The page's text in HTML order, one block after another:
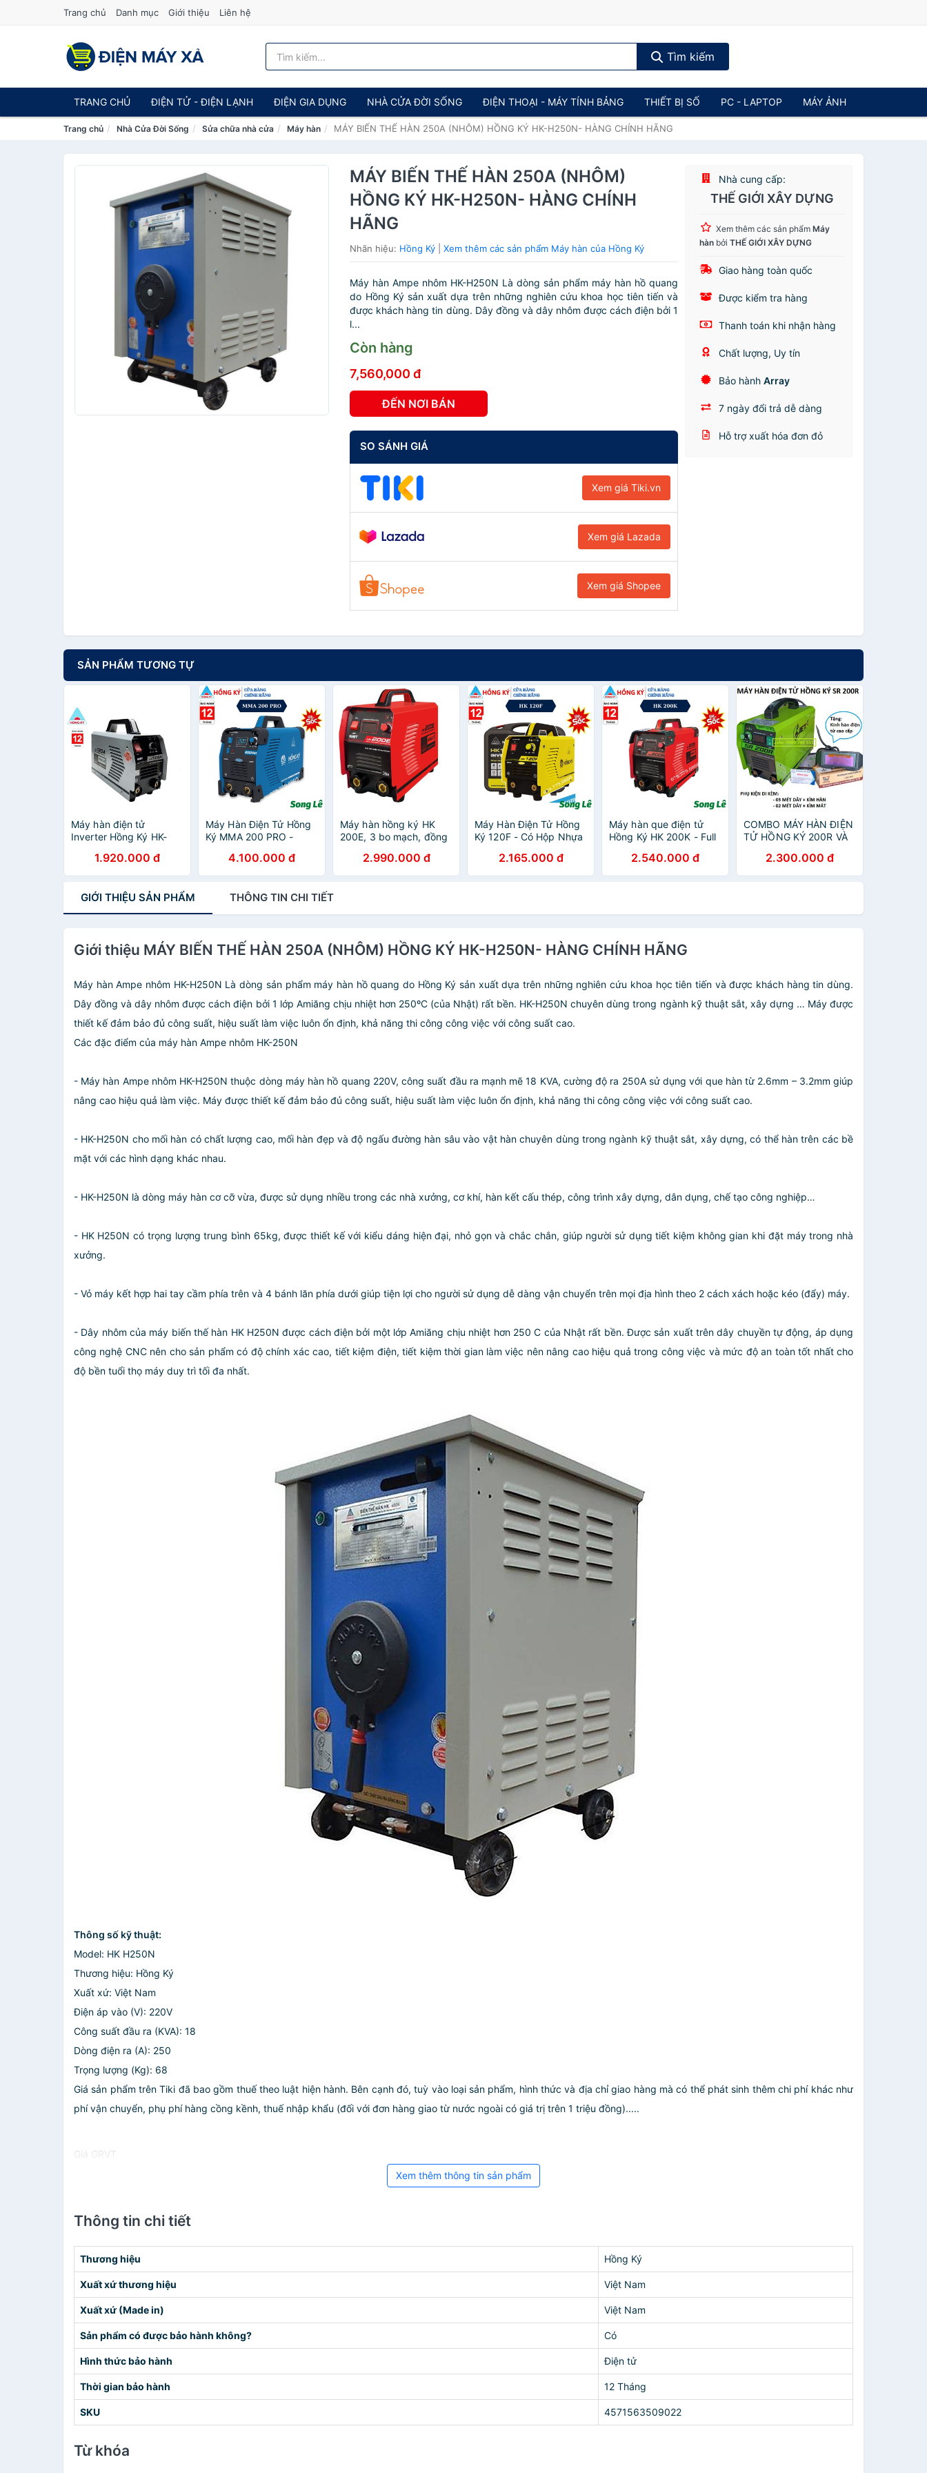
Trang chủ Danh mục Giới thiệu Liên hệ
Tìm kiếm
TRANG CHỦ ĐIỆN TỬ - ĐIỆN LẠNH ĐIỆN GIA DỤNG NHÀ CỬA ĐỜI SỐNG ĐIỆN THOẠI - MÁY TÍNH BẢNG THIẾT BỊ SỐ PC - LAPTOP MÁY ẢNH
Trang chủ Nhà Cửa Đời Sống Sửa chữa nhà cửa Máy hàn MÁY BIẾN THẾ HÀN 250A (NHÔM) HỒNG KÝ HK-H250N- HÀNG CHÍNH HÃNG
MÁY BIẾN THẾ HÀN 250A (NHÔM)
HỒNG KÝ HK-H250N- HÀNG CHÍNH
HÃNG
Nhãn hiệu: Hồng Ký |Xem thêm các sản phẩm Máy hàn của Hồng Ký
Máy hàn Ampe nhôm HK-H250N Là dòng sản phẩm máy hàn hồ quang
do Hồng Ký sản xuất dựa trên những nghiên cứu khoa học tiên tiến và
được khách hàng tin dùng. Dây đồng và dây nhôm được cách điện bởi 1
l...
Còn hàng
7,560,000 đ
ĐẾN NƠI BÁN
SO SÁNH GIÁ
Xem giá Tiki.vn
Xem giá Lazada
Xem giá Shopee
Nhà cung cấp:
THẾ GIỚI XÂY DỰNG
Xem thêm các sản phẩmMáy
hàn bởiTHẾ GIỚI XÂY DỰNG
Giao hàng toàn quốc
Được kiểm tra hàng
Thanh toán khi nhận hàng
Chất lượng, Uy tín
Bảo hànhArray
7 ngày đổi trả dễ dàng
Hỗ trợ xuất hóa đơn đỏ
SẢN PHẨM TƯƠNG TỰ
Máy hàn điện tử
Inverter Hồng Ký HK-
bảo hành 12 tháng
1.920.000 đ
Máy Hàn Điện Tử Hồng
Ký MMA 200 PRO -
4.100.000 đ
Máy hàn hồng ký HK
200E, 3 bo mạch, đồng
Bảo hành chính hãng 12
tháng [toàn quốc]
2.990.000 đ
Máy Hàn Điện Tử Hồng
Ký 120F - Có Hộp Nhựa
và Thợ2.165.000 đ
Máy hàn que điện tử
Hồng Ký HK 200K - Full
2.540.000 đ
COMBO MÁY HÀN ĐIỆN
TỬ HỒNG KÝ 200R VÀ
2.300.000 đ
GIỚI THIỆU SẢN PHẨM THÔNG TIN CHI TIẾT
Giới thiệu MÁY BIẾN THẾ HÀN 250A (NHÔM) HỒNG KÝ HK-H250N- HÀNG CHÍNH HÃNG
Máy hàn Ampe nhôm HK-H250N Là dòng sản phẩm máy hàn hồ quang do Hồng Ký sản xuất dựa trên những nghiên cứu khoa học tiên tiến và được khách hàng tin dùng.
Dây đồng và dây nhôm được cách điện bởi 1 lớp Amiăng chịu nhiệt hơn 250ºC (của Nhật) rất bền. HK-H250N chuyên dùng trong ngành kỹ thuật sắt, xây dựng … Máy được
thiết kế đảm bảo đủ công suất, hiệu suất làm việc luôn ổn định, khả năng thi công công việc với công suất cao.
Các đặc điểm của máy hàn Ampe nhôm HK-250N
- Máy hàn Ampe nhôm HK-H250N thuộc dòng máy hàn hồ quang 220V, công suất đầu ra mạnh mẽ 18 KVA, cường độ ra 250A sử dụng với que hàn từ 2.6mm – 3.2mm giúp
nâng cao hiệu quả làm việc. Máy được thiết kế đảm bảo đủ công suất, hiệu suất làm việc luôn ổn định, khả năng thi công công việc với công suất cao.
- HK-H250N cho mối hàn có chất lượng cao, mối hàn đẹp và độ ngấu đường hàn sâu vào vật hàn chuyên dùng trong ngành kỹ thuật sắt, xây dựng, có thể hàn trên các bề
mặt với các hình dạng khác nhau.
- HK-H250N là dòng máy hàn cơ cỡ vừa, được sử dụng nhiều trong các nhà xưởng, cơ khí, hàn kết cấu thép, công trình xây dựng, dân dụng, chế tạo công nghiệp…
- HK H250N có trọng lượng trung bình 65kg, được thiết kế với kiểu dáng hiện đại, nhỏ gọn và chắc chắn, giúp người sử dụng tiết kiệm không gian khi đặt máy trong nhà
xưởng.
- Vỏ máy kết hợp hai tay cầm phía trên và 4 bánh lăn phía dưới giúp tiện lợi cho người sử dụng dễ dàng vận chuyển trên mọi địa hình theo 2 cách xách hoặc kéo (đẩy) máy.
- Dây nhôm của máy biến thế hàn HK H250N được cách điện bởi một lớp Amiăng chịu nhiệt hơn 250 C của Nhật rất bền. Được sản xuất trên dây chuyền tự động, áp dụng
công nghệ CNC nên cho sản phẩm có độ chính xác cao, tiết kiệm điện, tiết kiệm thời gian làm việc nên nâng cao hiệu quả trong công việc và mức độ an toàn tốt nhất cho
độ bền tuổi thọ máy duy trì tối đa nhất.
Thông số kỹ thuật:
Model: HK H250N
Thương hiệu: Hồng Ký
Xuất xứ: Việt Nam
Điện áp vào (V): 220V
Công suất đầu ra (KVA): 18
Dòng điện ra (A): 250
Trọng lượng (Kg): 68
Giá sản phẩm trên Tiki đã bao gồm thuế theo luật hiện hành. Bên cạnh đó, tuỳ vào loại sản phẩm, hình thức và địa chỉ giao hàng mà có thể phát sinh thêm chi phí khác như
phí vận chuyển, phụ phí hàng cồng kềnh, thuế nhập khẩu (đối với đơn hàng giao từ nước ngoài có giá trị trên 1 triệu đồng).....
Giá GRVT
Xem thêm thông tin sản phẩm
Thông tin chi tiết
Thương hiệu Hồng Ký
Xuất xứ thương hiệu Việt Nam
Xuất xứ (Made in) Việt Nam
Sản phẩm có được bảo hành không? Có
Hình thức bảo hành Điện tử
Thời gian bảo hành 12 Tháng
SKU 4571563509022
Từ khóa